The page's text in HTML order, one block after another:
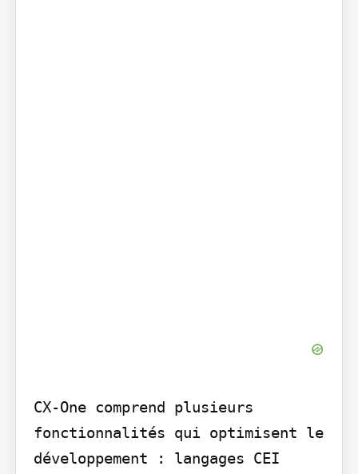
CX-One comprend plusieurs
fonctionnalités qui optimisent le
développement : langages CEI